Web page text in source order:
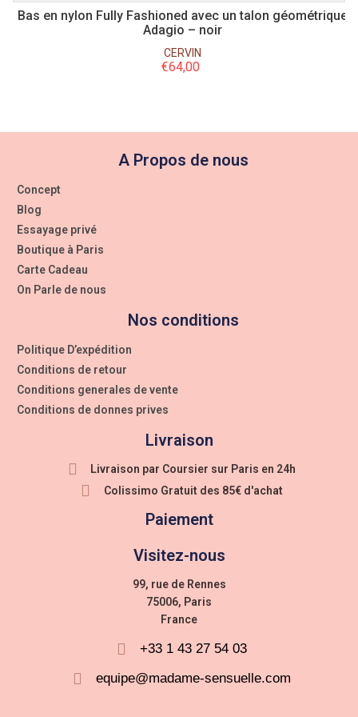
Bas en nylon Fully Fashioned avec un talon géométrique
Adagio – noir
CERVIN
€64,00
A Propos de nous
Concept
Blog
Essayage privé
Boutique à Paris
Carte Cadeau
On Parle de nous
Nos conditions
Politique D’expédition
Conditions de retour
Conditions generales de vente
Conditions de donnes prives
Livraison
Livraison par Coursier sur Paris en 24h
Colissimo Gratuit des 85€ d'achat
Paiement
Visitez-nous
99, rue de Rennes
75006, Paris
France
+33 1 43 27 54 03
equipe@madame-sensuelle.com